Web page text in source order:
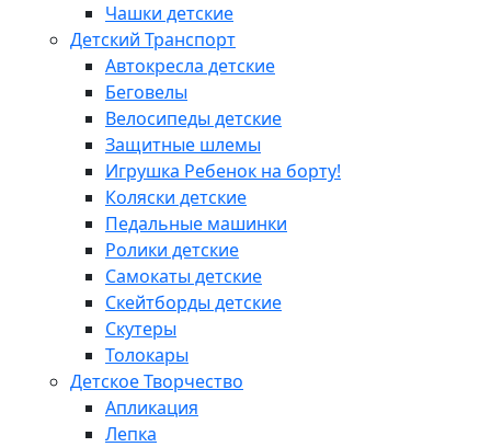
Чашки детские
Детский Транспорт
Автокресла детские
Беговелы
Велосипеды детские
Защитные шлемы
Игрушка Ребенок на борту!
Коляски детские
Педальные машинки
Ролики детские
Самокаты детские
Скейтборды детские
Скутеры
Толокары
Детское Творчество
Апликация
Лепка